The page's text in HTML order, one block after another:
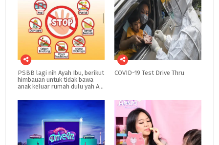
PSBB lagi nih Ayah Ibu, berikut
himbauan untuk tidak bawa
anak keluar rumah dulu yah Ayah Ibu
COVID-19 Test Drive Thru